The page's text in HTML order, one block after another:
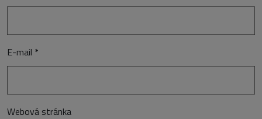
E-mail *
Webová stránka